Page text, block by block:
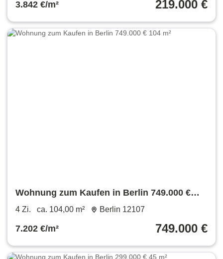
3.842 €/m² 219.000 €
Wohnung zum Kaufen in Berlin 749.000 €
104 m²
4 Zi. ca. 104,00 m² Berlin 12107
7.202 €/m² 749.000 €